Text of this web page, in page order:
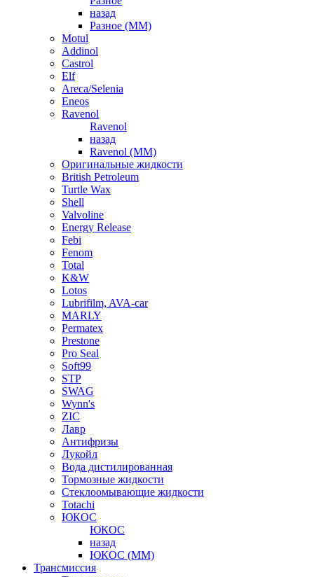
назад
Разное (ММ)
Motul
Addinol
Castrol
Elf
Areca/Selenia
Eneos
Ravenol
Ravenol
назад
Ravenol (ММ)
Оригинальные жидкости
British Petroleum
Turtle Wax
Shell
Valvoline
Energy Release
Febi
Fenom
Total
K&W
Lotos
Lubrifilm, AVA-car
MARLY
Permatex
Prestone
Pro Seal
Soft99
STP
SWAG
Wynn's
ZIC
Лавр
Антифризы
Лукойл
Вода дистилированная
Тормозные жидкости
Стеклоомывающие жидкости
Totachi
ЮКОС
ЮКОС
назад
ЮКОС (ММ)
Трансмиссия